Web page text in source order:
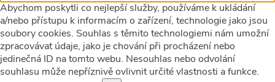
Abychom poskytli co nejlepší služby, používáme k ukládání
a/nebo přístupu k informacím o zařízení, technologie jako jsou
soubory cookies. Souhlas s těmito technologiemi nám umožní
zpracovávat údaje, jako je chování při procházení nebo
jedinečná ID na tomto webu. Nesouhlas nebo odvolání
souhlasu může nepříznivě ovlivnit určité vlastnosti a funkce.